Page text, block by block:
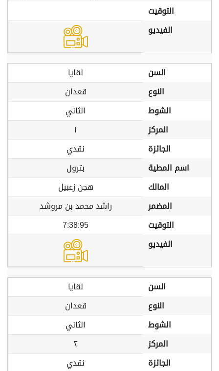
التوقيت
الفيديو
السن
لقايا
النوع
قعدان
الشوط
الثاني
المركز
١
الجائزة
نقدي
اسم المطية
بترول
المالك
هجن زعبيل
المضمر
راشد محمد بن مروشد
التوقيت
7:38:95
الفيديو
السن
لقايا
النوع
قعدان
الشوط
الثاني
المركز
٢
الجائزة
نقدي